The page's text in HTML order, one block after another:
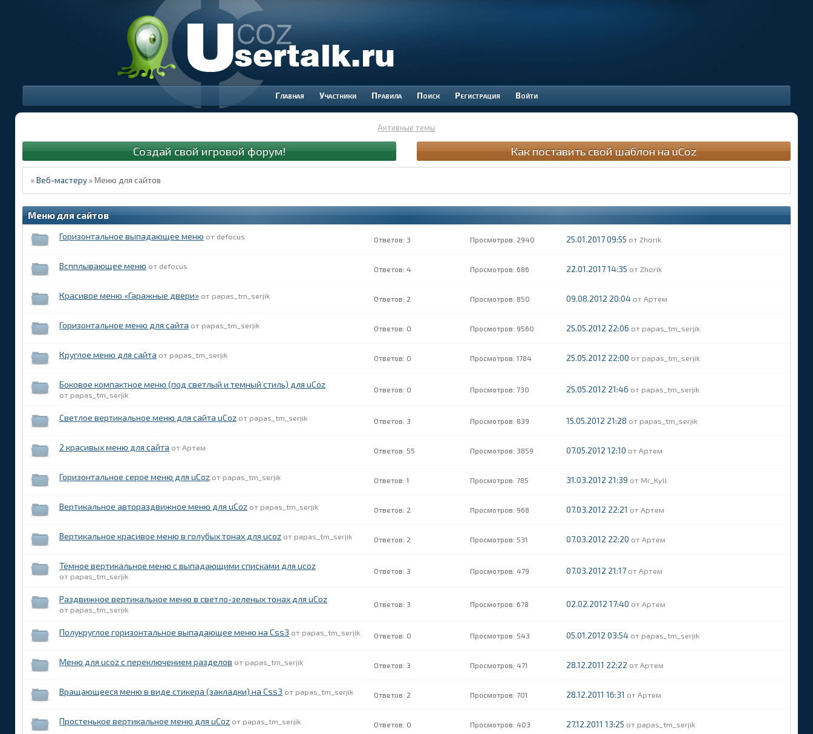
Участники Правила Поиск Регистрация Войти
Активные темы
Создай свой игровой форум! Как поставить свой шаблон на uCoz
»Веб-мастеру »Меню для сайтов
Меню для сайтов
Горизонтальное выпадающее меню defocus 3 2940 25.01.2017 09:55 Zhorik
Вспплывающее меню defocus 4 686 22.01.2017 14:35 Zhorik
Красивое меню «Гаражные двери» papas_tm_serjik 2 850 09.08.2012 20:04 Артем
Горизонтальное меню для сайта papas_tm_serjik 0 9560 25.05.2012 22:06 papas_tm_serjik
Круглое меню для сайта papas_tm_serjik 0 1784 25.05.2012 22:00 papas_tm_serjik
Боковое компактное меню (под светлый и темный стиль) для uCoz
papas_tm_serjik
0 730 25.05.2012 21:46 papas_tm_serjik
Светлое вертикальное меню для сайта uCoz papas_tm_serjik 3 839 15.05.2012 21:28 papas_tm_serjik
2 красивых меню для сайта Артем 55 3859 07.05.2012 12:10 Артем
Горизонтальное серое меню для uCoz papas_tm_serjik 1 785 31.03.2012 21:39 Mr_Kyll
Вертикальное автораздвижное меню для uCoz papas_tm_serjik 2 968 07.03.2012 22:21 Артем
Вертикальное красивое меню в голубых тонах для ucoz papas_tm_serjik 2 531 07.03.2012 22:20 Артем
Тёмное вертикальное меню с выпадающими списками для ucoz
papas_tm_serjik
3 479 07.03.2012 21:17 Артем
Раздвижное вертикальное меню в светло-зеленых тонах для uCoz
papas_tm_serjik
3 678 02.02.2012 17:40 Артем
Полукруглое горизонтальное выпадающее меню на Css3 papas_tm_serjik 0 543 05.01.2012 03:54 papas_tm_serjik
Меню для ucoz с переключением разделов papas_tm_serjik 3 471 28.12.2011 22:22 Артем
Вращающееся меню в виде стикера (закладки) на Css3 papas_tm_serjik 2 701 28.12.2011 16:31 Артем
Простенькое вертикальное меню для uCoz papas_tm_serjik 0 403 27.12.2011 13:25 papas_tm_serjik